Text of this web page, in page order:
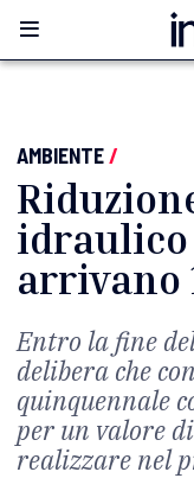
AMBIENTE/
idraulico
arrivano
Entro la fine
delibera che
quinquennale
per un valore
realizzare nel